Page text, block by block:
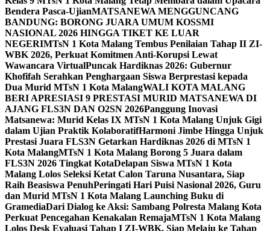
Bendera Pasca-UjianMATSANEWA MENGGUNCANG
BANDUNG: BORONG JUARA UMUM KOSSMI
NASIONAL 2026 HINGGA TIKET KE LUAR
NEGERIMTsN 1 Kota Malang Tembus Penilaian Tahap II ZI-
WBK 2026, Perkuat Komitmen Anti-Korupsi Lewat
Wawancara VirtualPuncak Hardiknas 2026: Gubernur
Khofifah Serahkan Penghargaan Siswa Berprestasi kepada
Dua Murid MTsN 1 Kota MalangWALI KOTA MALANG
BERI APRESIASI 9 PRESTASI MURID MATSANEWA DI
AJANG FLS3N DAN O2SN 2026Panggung Inovasi
Matsanewa: Murid Kelas IX MTsN 1 Kota Malang Unjuk Gigi
dalam Ujian Praktik KolaboratifHarmoni Jimbe Hingga Unjuk
Prestasi Juara FLS3N Getarkan Hardiknas 2026 di MTsN 1
Kota MalangMTsN 1 Kota Malang Borong 5 Juara dalam
FLS3N 2026 Tingkat KotaDelapan Siswa MTsN 1 Kota
Malang Lolos Seleksi Ketat Calon Taruna Nusantara, Siap
Raih Beasiswa PenuhPeringati Hari Puisi Nasional 2026, Guru
dan Murid MTsN 1 Kota Malang Launching Buku di
GramediaDari Dialog ke Aksi: Sambang Polresta Malang Kota
Perkuat Pencegahan Kenakalan RemajaMTsN 1 Kota Malang
Lolos Desk Evaluasi Tahap I ZI-WBK, Siap Melaju ke Tahap